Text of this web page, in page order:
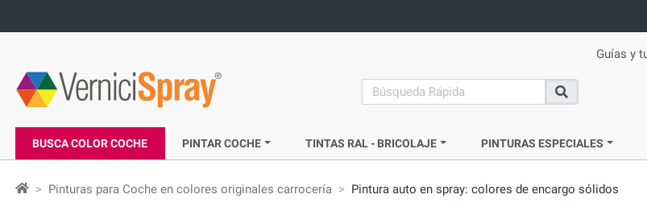
Guías y
search
Buscar
BUSCA COLOR COCHE PINTAR COCHE TINTAS RAL - BRICOLAJE PINTURAS ESPECIALES
Pinturas para Coche en colores originales carrocería Pintura auto en spray: colores de encargo sólidos